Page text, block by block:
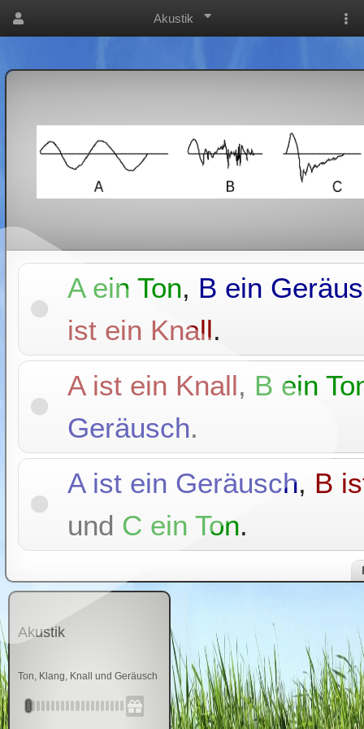
Akustik
A ein Ton, B ein
ist ein Knall.
A ist ein Knall, B ein
Geräusch.
A ist ein Geräusch, B
und C ein Ton.
Akustik
Ton, Klang, Knall und Geräusch